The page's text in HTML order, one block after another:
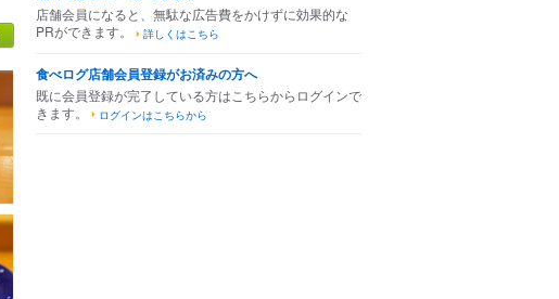
店舗会員になると、無駄な広告費をかけずに効果的な
PRができます。
詳しくはこちら
食べログ店舗会員登録がお済みの方へ
既に会員登録が完了している方はこちらからログインで
きます。
ログインはこちらから